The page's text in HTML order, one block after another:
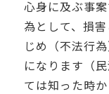
心身に及ぶ事
為として、損
じめ（不法行
になります（
ては知った時